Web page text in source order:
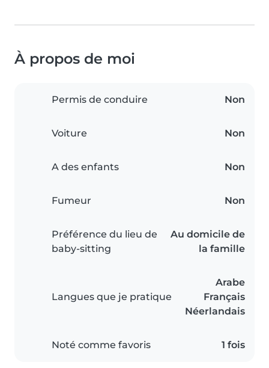
À propos de moi
Permis de conduire Non
Voiture Non
A des enfants Non
Fumeur Non
Préférence du lieu de
baby-sitting
Au domicile de
la famille
Langues que je pratique
Arabe
Français
Néerlandais
Noté comme favoris 1 fois